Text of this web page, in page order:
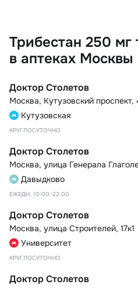
Трибестан 250
в аптеках Москвы
Доктор Столетов
Москва, Кутузовский проспект,
Кутузовская
КРУГЛОСУТОЧНО
Доктор Столетов
Москва, улица Генерала
Давыдково
ЕЖЕДН. 10:00-22:00
Доктор Столетов
Москва, улица Строителей, 17к1
Университет
КРУГЛОСУТОЧНО
Доктор Столетов